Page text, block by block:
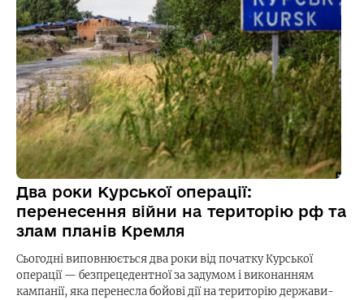
Два роки Курської операції:
перенесення війни на територію рф та
злам планів Кремля
Сьогодні виповнюється два роки від початку Курської
операції — безпрецедентної за задумом і виконанням
кампанії, яка перенесла бойові дії на територію держави-